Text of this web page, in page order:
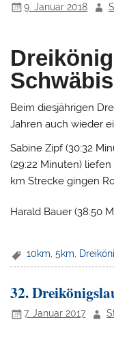
9. Januar 2018
Beim diesjährigen
Jahren auch wieder
Sabine Zipf (30:32
(29:22 Minuten)
km Strecke gingen
Harald Bauer (38:50
10km,5km,
32.
7. Januar 2017